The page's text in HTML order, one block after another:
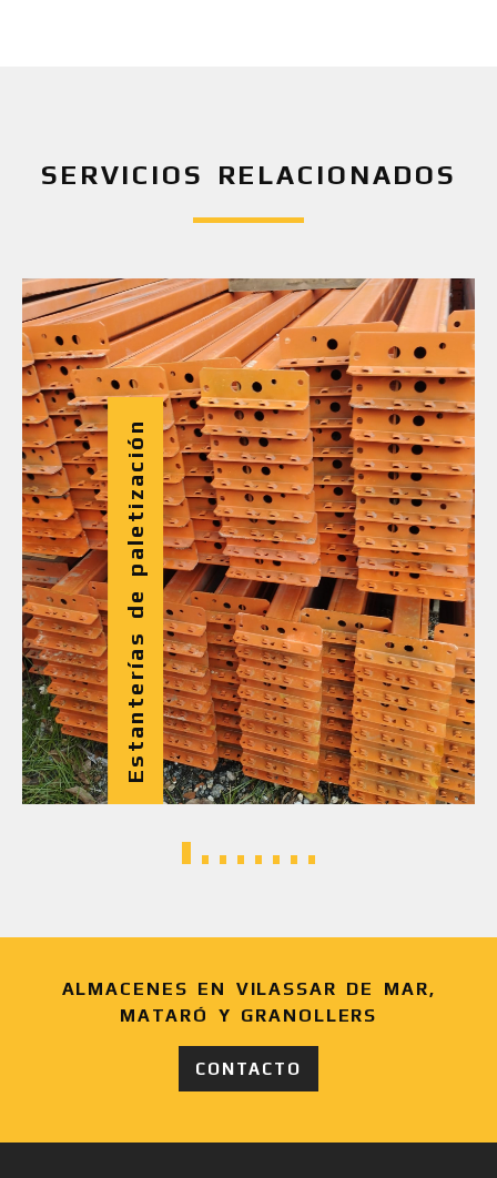
SERVICIOS RELACIONADOS
Estanterías de paletización
Estanterías De Paletización
Las estanterías industriales de
paletización son estanterías destinadas
al almacenamiento de carga apoyada
sobre palets
ALMACENES EN VILASSAR DE MAR,
MATARÓ Y GRANOLLERS
CONTACTO